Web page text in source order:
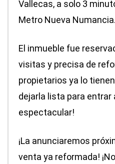
Vallecas, a solo 3
Metro Nueva Numancia.
El inmueble fue
visitas y precisa de
propietarios ya lo
dejarla lista para entrar
espectacular!
¡La anunciaremos
venta ya reformada!